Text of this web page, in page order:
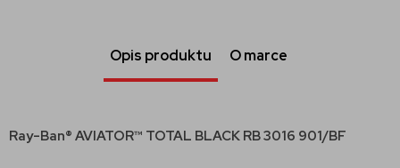
Opis produktu O marce
Ray-Ban® AVIATOR™ TOTAL BLACK RB 3016 901/BF